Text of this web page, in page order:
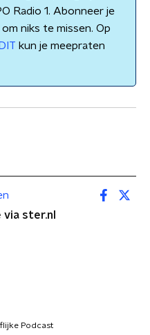
Radio 1. Abonneer je
niks te missen. Op
kun je meepraten
ster.nl
Podcast